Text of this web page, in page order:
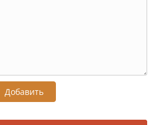
Добавить